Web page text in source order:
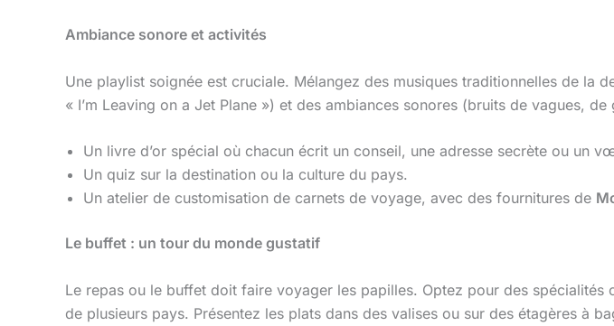
Ambiance sonore et activités
Une playlist soignée est cruciale. Mélangez des musiques traditionnelles de la
« I’m Leaving on a Jet Plane ») et des ambiances sonores (bruits de vagues,
Un livre d’or spécial où chacun écrit un conseil, une adresse secrète ou un
Un quiz sur la destination ou la culture du pays.
Un atelier de customisation de carnets de voyage, avec des fournitures de
Le buffet : un tour du monde gustatif
Le repas ou le buffet doit faire voyager les papilles. Optez pour des
de plusieurs pays. Présentez les plats dans des valises ou sur des étagères à